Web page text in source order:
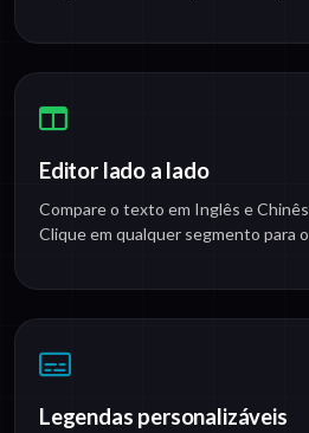
Editor lado a lado
Compare o texto em Inglês e
Clique em qualquer segmento para
Legendas personalizáveis